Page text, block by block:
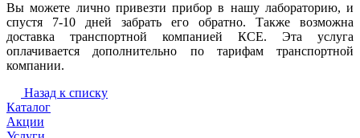
Вы можете лично привезти прибор в нашу лабораторию, и
спустя 7-10 дней забрать его обратно. Также возможна
доставка транспортной компанией КСЕ. Эта услуга
оплачивается дополнительно по тарифам транспортной
компании.
Назад к списку
Каталог
Акции